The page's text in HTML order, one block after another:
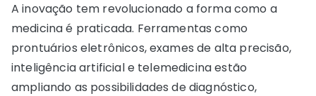
A inovação tem revolucionado a forma como a
medicina é praticada. Ferramentas como
prontuários eletrônicos, exames de alta precisão,
inteligência artificial e telemedicina estão
ampliando as possibilidades de diagnóstico,